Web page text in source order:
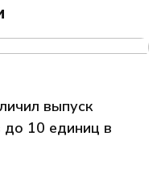
выпуск
10 единиц в